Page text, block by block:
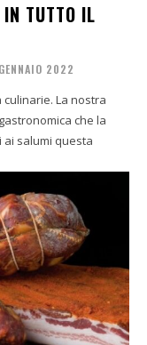
TUTTO IL
2022
La nostra
che la
ai salumi questa